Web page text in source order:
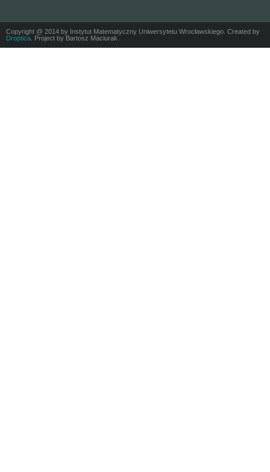
Copyright @ 2014 by Instytut Matematyczny Uniwersytetu Wrocławskiego. Created by
Droptica . Project by Bartosz Maciurak.